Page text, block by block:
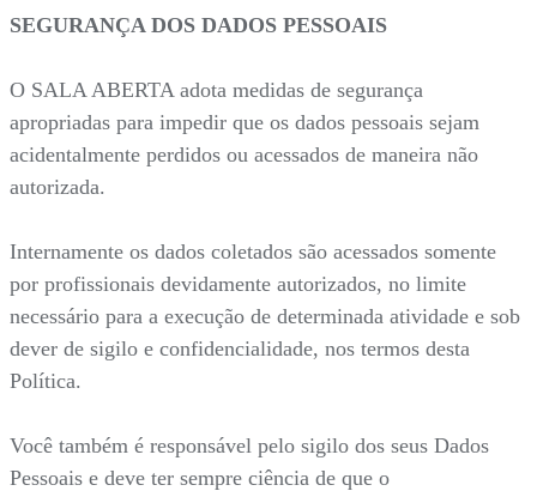
SEGURANÇA DOS DADOS PESSOAIS
O SALA ABERTA adota medidas de segurança
apropriadas para impedir que os dados pessoais sejam
acidentalmente perdidos ou acessados de maneira não
autorizada.
Internamente os dados coletados são acessados somente
por profissionais devidamente autorizados, no limite
necessário para a execução de determinada atividade e sob
dever de sigilo e confidencialidade, nos termos desta
Política.
Você também é responsável pelo sigilo dos seus Dados
Pessoais e deve ter sempre ciência de que o